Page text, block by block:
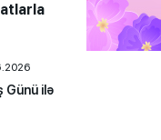
Günü ilə